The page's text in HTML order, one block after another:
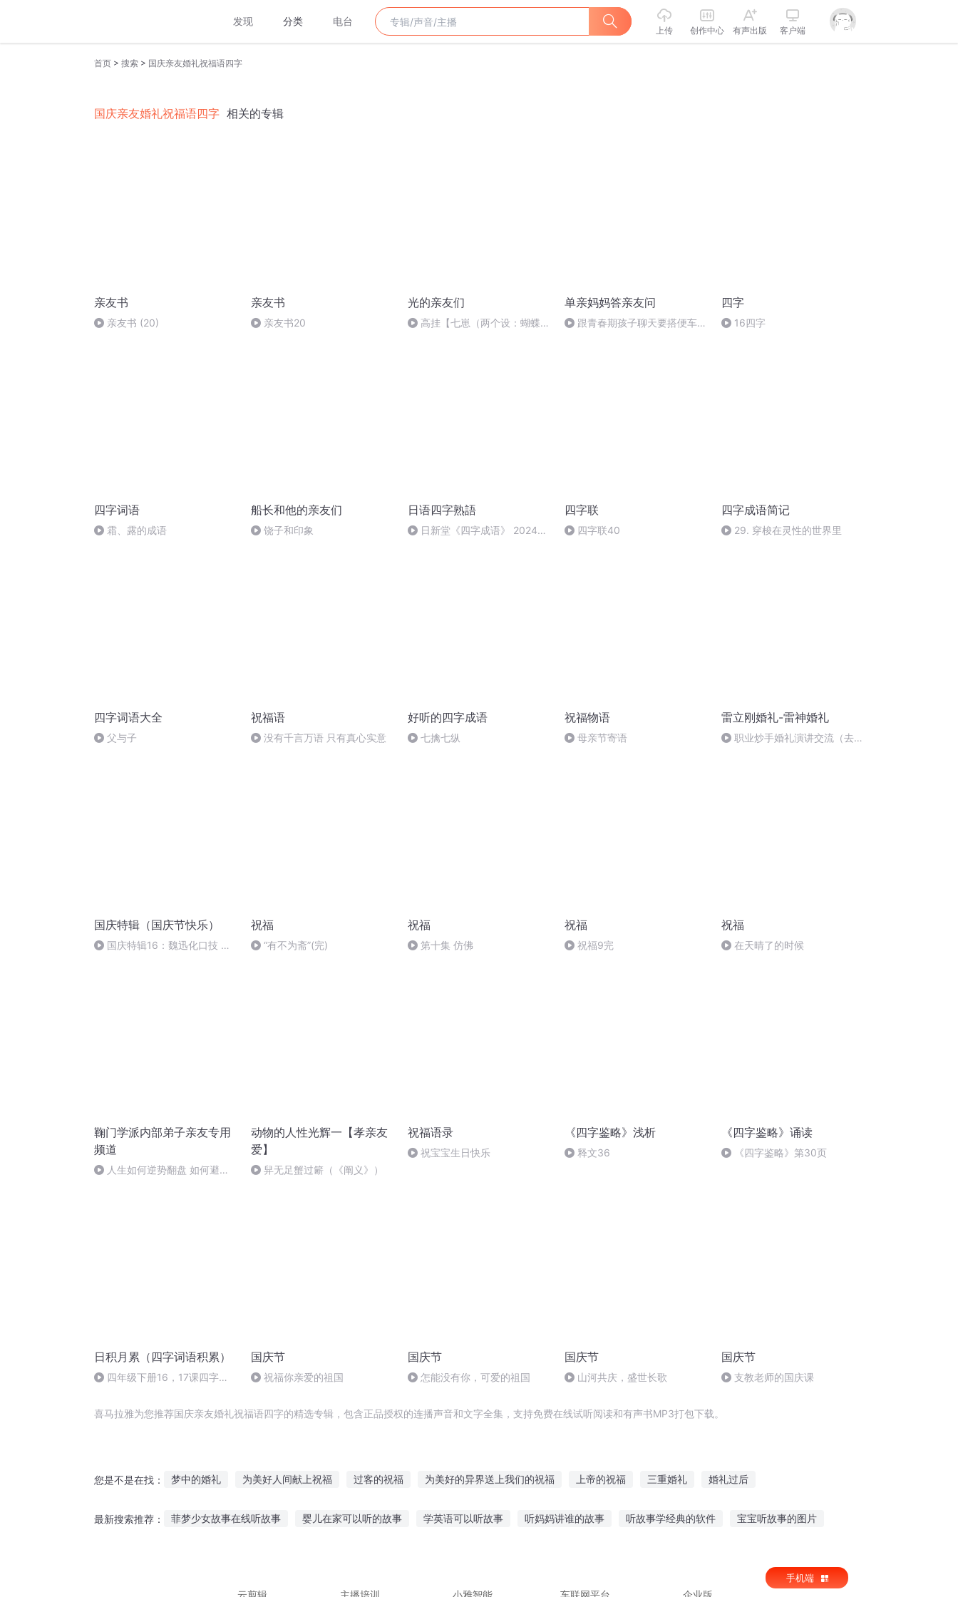
发现 分类 电台
上传 创作中心 有声出版 客户端
首页 > 搜索 > 国庆亲友婚礼祝福语四字
国庆亲友婚礼祝福语四字 相关的专辑
亲友书
亲友书 (20)
亲友书
亲友书20
光的亲友们
高挂【七崽（两个设：蝴蝶
单亲妈妈答亲友问
跟青春期孩子聊天要搭便车，
四字
16四字
四字词语
霜、露的成语
船长和他的亲友们
饶子和印象
日语四字熟語
日新堂《四字成语》 2024年
四字联
四字联40
四字成语简记
29. 穿梭在灵性的世界里
四字词语大全
父与子
祝福语
没有千言万语 只有真心实意
好听的四字成语
七擒七纵
祝福物语
母亲节寄语
雷立刚婚礼-雷神婚礼
职业炒手婚礼演讲交流（去噪
国庆特辑（国庆节快乐）
国庆特辑16：魏迅化口技 二
祝福
“有不为斋”(完)
祝福
第十集 仿佛
祝福
祝福9完
祝福
在天晴了的时候
鞠门学派内部弟子亲友专用
频道
人生如何逆势翻盘 如何避免
动物的人性光辉一【孝亲友
爱】
舁无足蟹过簖（《阐义》）
祝福语录
祝宝宝生日快乐
《四字鉴略》浅析
释文36
《四字鉴略》诵读
《四字鉴略》第30页
日积月累（四字词语积累）
四年级下册16，17课四字词
国庆节
祝福你亲爱的祖国
国庆节
怎能没有你，可爱的祖国
国庆节
山河共庆，盛世长歌
国庆节
支教老师的国庆课
喜马拉雅为您推荐国庆亲友婚礼祝福语四字的精选专辑，包含正品授权的连播声音和文字全集，支持免费在线试听阅读和有声书MP3打包下载。
您是不是在找： 梦中的婚礼 为美好人间献上祝福 过客的祝福 为美好的异界送上我们的祝福 上帝的祝福 三重婚礼 婚礼过后
最新搜索推荐： 菲梦少女故事在线听故事 婴儿在家可以听的故事 学英语可以听故事 听妈妈讲谁的故事 听故事学经典的软件 宝宝听故事的图片
云剪辑
主播培训 小雅智能 车联网平台 企业版
手机端